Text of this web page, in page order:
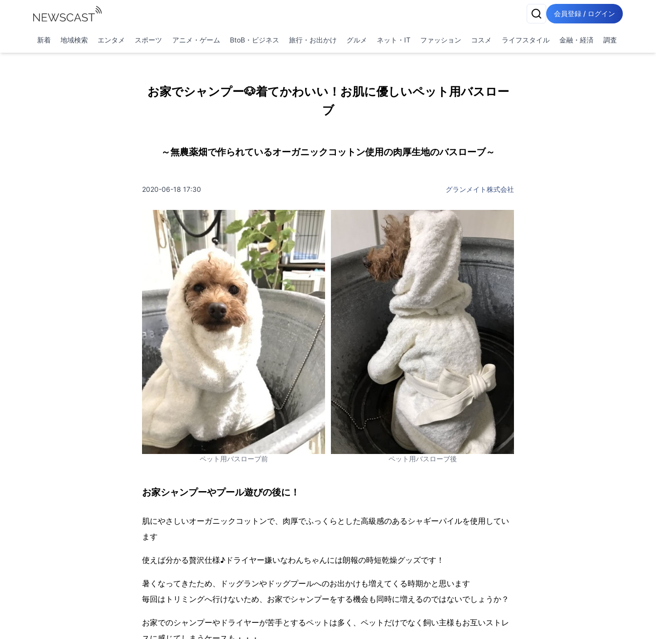
会員登録 / ログイン
新着 地域検索 エンタメ スポーツ アニメ・ゲーム BtoB・ビジネス 旅行・お出かけ グルメ ネット・IT ファッション コスメ ライフスタイル 金融・経済 調査
お家でシャンプー🐶着てかわいい！お肌に優しいペット用バスロー
ブ
～無農薬畑で作られているオーガニックコットン使用の肉厚生地のバスローブ～
2020-06-18 17:30 グランメイト株式会社
ペット用バスローブ前 ペット用バスローブ後
お家シャンプーやプール遊びの後に！
肌にやさしいオーガニックコットンで、肉厚でふっくらとした高級感のあるシャギーパイルを使用してい
ます
使えば分かる贅沢仕様♪ドライヤー嫌いなわんちゃんには朗報の時短乾燥グッズです！
暑くなってきたため、ドッグランやドッグプールへのお出かけも増えてくる時期かと思います
毎回はトリミングへ行けないため、お家でシャンプーをする機会も同時に増えるのではないでしょうか？
お家でのシャンプーやドライヤーが苦手とするペットは多く、ペットだけでなく飼い主様もお互いストレ